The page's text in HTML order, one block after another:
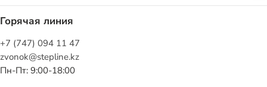
Горячая линия
+7 (747) 094 11 47
zvonok@stepline.kz
Пн-Пт: 9:00-18:00